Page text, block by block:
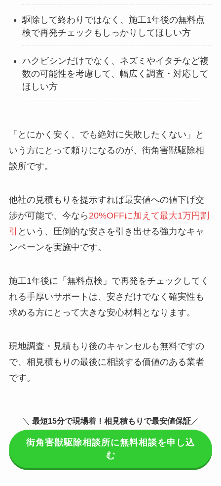
駆除して終わりではなく、施工1年後の無料点
検で再発チェックもしっかりしてほしい方
ハクビシンだけでなく、ネズミやイタチなど複
数の可能性を考慮して、幅広く調査・対応して
ほしい方
「とにかく安く、でも絶対に失敗したくない」と
いう方にとって頼りになるのが、街角害獣駆除相
談所です。
他社の見積もりを提示すれば最安値への値下げ交
渉が可能で、今なら 20%OFFに加えて最大1万円割
引 という、圧倒的な安さを引き出せる強力なキャ
ンペーンを実施中です。
施工1年後に「無料点検」で再発をチェックしてく
れる手厚いサポートは、安さだけでなく確実性も
求める方にとって大きな安心材料となります。
現地調査・見積もり後のキャンセルも無料ですの
で、相見積もりの最後に相談する価値のある業者
です。
＼ 最短15分で現場着 ！相見積もりで最安値保証 ／
街角害獣駆除相談所に無料相談を申し込
む